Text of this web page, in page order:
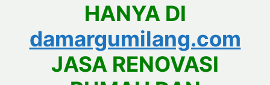
HANYA DI
damargumilang.com
JASA RENOVASI